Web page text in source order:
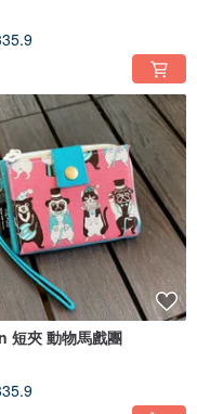
短夾 動物馬戲團